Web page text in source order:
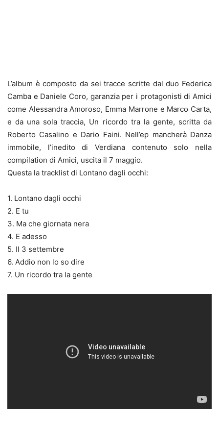
L’album è composto da sei tracce scritte dal duo Federica
Camba e Daniele Coro, garanzia per i protagonisti di Amici
come Alessandra Amoroso, Emma Marrone e Marco Carta,
e da una sola traccia, Un ricordo tra la gente, scritta da
Roberto Casalino e Dario Faini. Nell’ep mancherà Danza
immobile, l’inedito di Verdiana contenuto solo nella
compilation di Amici, uscita il 7 maggio.
Questa la tracklist di Lontano dagli occhi:
1. Lontano dagli occhi
2. E tu
3. Ma che giornata nera
4. E adesso
5. Il 3 settembre
6. Addio non lo so dire
7. Un ricordo tra la gente